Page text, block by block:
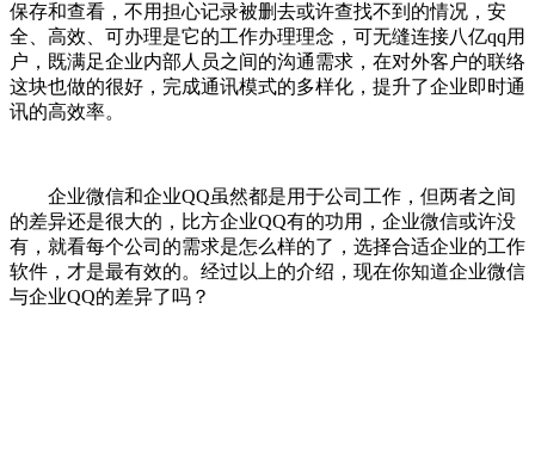
保存和查看，不用担心记录被删去或许查找不到的情况，安
全、高效、可办理是它的工作办理理念，可无缝连接八亿qq用
户，既满足企业内部人员之间的沟通需求，在对外客户的联络
这块也做的很好，完成通讯模式的多样化，提升了企业即时通
讯的高效率。
企业微信和企业QQ虽然都是用于公司工作，但两者之间
的差异还是很大的，比方企业QQ有的功用，企业微信或许没
有，就看每个公司的需求是怎么样的了，选择合适企业的工作
软件，才是最有效的。经过以上的介绍，现在你知道企业微信
与企业QQ的差异了吗？